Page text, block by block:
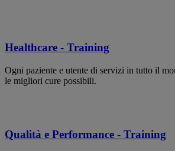
Healthcare - Training
Ogni paziente e utente di servizi in tutto il
le migliori cure possibili.
Qualità e Performance - Training